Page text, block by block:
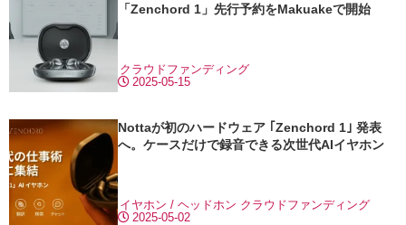
「Zenchord 1」先行予約をMakuakeで開始
2025-05-15
クラウドファンディング
Nottaが初のハードウェア ｢Zenchord 1｣ 発表
へ。ケースだけで録音できる次世代AIイヤホン
2025-05-02
イヤホン / ヘッドホン クラウドファンディング